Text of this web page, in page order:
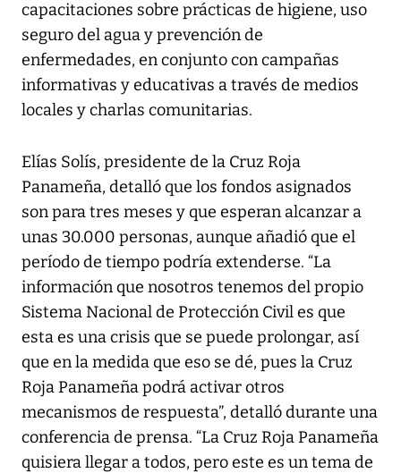
capacitaciones sobre prácticas de higiene, uso
seguro del agua y prevención de
enfermedades, en conjunto con campañas
informativas y educativas a través de medios
locales y charlas comunitarias.
Elías Solís, presidente de la Cruz Roja
Panameña, detalló que los fondos asignados
son para tres meses y que esperan alcanzar a
unas 30.000 personas, aunque añadió que el
período de tiempo podría extenderse. “La
información que nosotros tenemos del propio
Sistema Nacional de Protección Civil es que
esta es una crisis que se puede prolongar, así
que en la medida que eso se dé, pues la Cruz
Roja Panameña podrá activar otros
mecanismos de respuesta”, detalló durante una
conferencia de prensa. “La Cruz Roja Panameña
quisiera llegar a todos, pero este es un tema de